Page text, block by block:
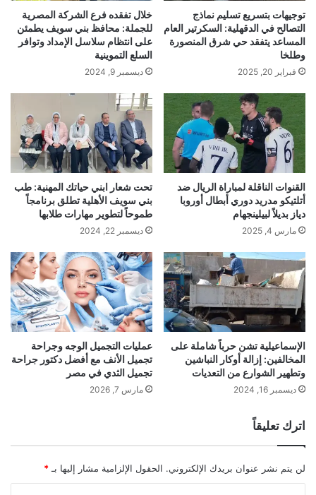
توجيهات بتسريع تسليم نماذج
التصالح في الدقهلية: السكرتير العام
المساعد يتفقد حي شرق المنصورة
وطلخا
فبراير 20, 2025
خلال تفقده فرع الشركة المصرية
للجملة: محافظ بني سويف يطمئن
على انتظام سلاسل الإمداد وتوافر
السلع التموينية
ديسمبر 9, 2024
القنوات الناقلة لمباراة الريال ضد
أتلتيكو مدريد دوري أبطال أوروبا
دياز بديلاً لبيلينجهام
مارس 4, 2025
تحت شعار ابني حياتك المهنية: طب
بني سويف الأهلية تطلق برنامجاً
طموحاً لتطوير مهارات طلابها
ديسمبر 22, 2024
الإسماعيلية تشن حرباً شاملة على
المخالفين: إزالة أوكار النباشين
وتطهير الشوارع من التعديات
ديسمبر 16, 2024
عمليات التجميل الوجه وجراحة
تجميل الأنف مع أفضل دكتور جراحة
تجميل الثدي في مصر
مارس 7, 2026
اترك تعليقاً
لن يتم نشر عنوان بريدك الإلكتروني. الحقول الإلزامية مشار إليها بـ *